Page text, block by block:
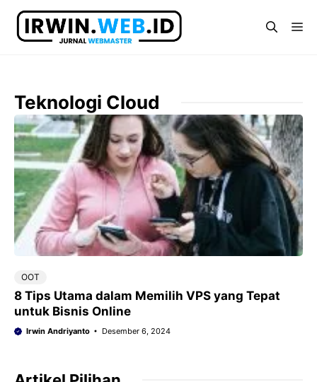
Langsung
Teknologi Cloud
OOT
8 Tips Utama dalam Memilih VPS yang Tepat
untuk Bisnis Online
Irwin Andriyanto Desember 6, 2024